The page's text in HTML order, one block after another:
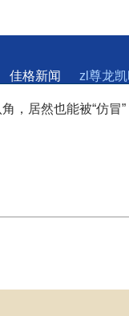
佳格新闻 zl尊龙
，居然也能被“仿冒”